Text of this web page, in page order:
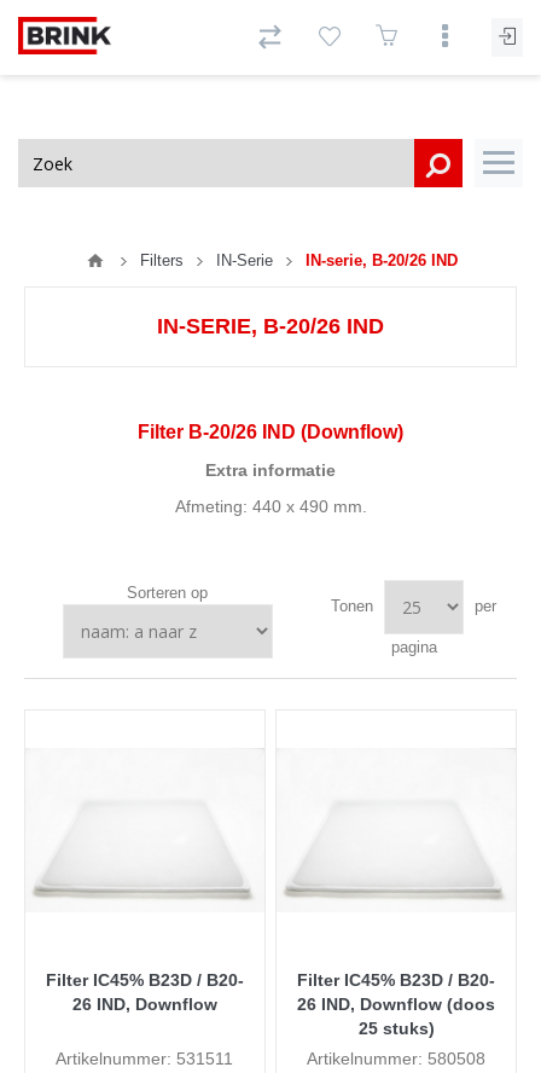
Filters IN-Serie IN-serie, B-20/26 IND
IN-SERIE, B-20/26 IND
Filter B-20/26 IND (Downflow)
Extra informatie
Afmeting: 440 x 490 mm.
Sorteren op
Tonen per
pagina
Filter IC45% B23D / B20-
26 IND, Downflow
Artikelnummer: 531511
Filter IC45% B23D / B20-
26 IND, Downflow (doos
25 stuks)
Artikelnummer: 580508